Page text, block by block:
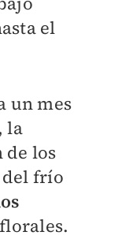
el
un mes
la
los
del frío